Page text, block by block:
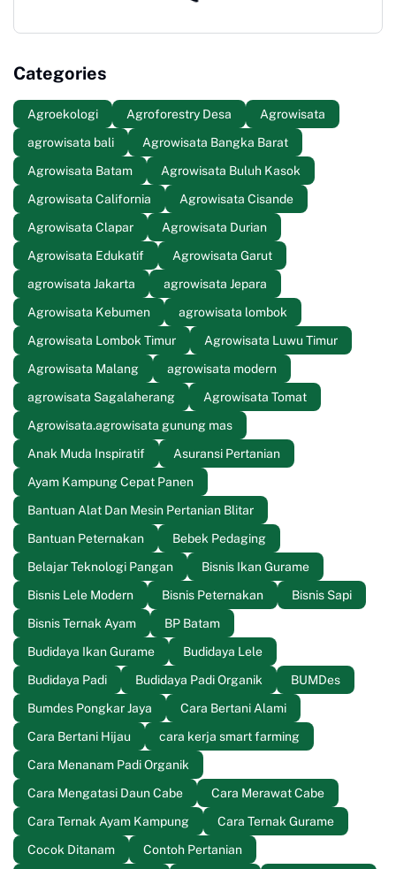
Categories
Agroekologi Agroforestry Desa
Agrowisata
agrowisata bali
Agrowisata Bangka Barat
Agrowisata Batam
Agrowisata Buluh Kasok
Agrowisata California
Agrowisata Cisande
Agrowisata Clapar
Agrowisata Durian
Agrowisata Edukatif
Agrowisata Garut
agrowisata Jakarta
agrowisata Jepara
Agrowisata Kebumen
agrowisata lombok
Agrowisata Lombok Timur
Agrowisata Luwu Timur
Agrowisata Malang
agrowisata modern
agrowisata Sagalaherang
Agrowisata Tomat
Agrowisata.agrowisata gunung mas
Anak Muda Inspiratif
Asuransi Pertanian
Ayam Kampung Cepat Panen
Bantuan Alat Dan Mesin Pertanian Blitar
Bantuan Peternakan
Bebek Pedaging
Belajar Teknologi Pangan
Bisnis Ikan Gurame
Bisnis Lele Modern
Bisnis Peternakan
Bisnis Sapi
Bisnis Ternak Ayam
BP Batam
Budidaya Ikan Gurame
Budidaya Lele
Budidaya Padi
Budidaya Padi Organik
BUMDes
Bumdes Pongkar Jaya
Cara Bertani Alami
Cara Bertani Hijau
cara kerja smart farming
Cara Menanam Padi Organik
Cara Mengatasi Daun Cabe
Cara Merawat Cabe
Cara Ternak Ayam Kampung
Cara Ternak Gurame
Cocok Ditanam
Contoh Pertanian